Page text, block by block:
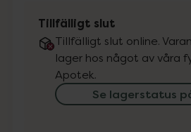
Tillfälligt slut
Tillfälligt slut online.
lager hos något av våra
Apotek.
Se lagerstatus